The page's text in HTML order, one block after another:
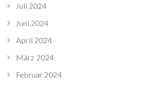
Juli 2024
Juni 2024
April 2024
März 2024
Februar 2024